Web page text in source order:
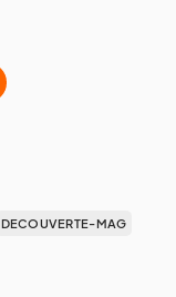
DECOUVERTE-MAG